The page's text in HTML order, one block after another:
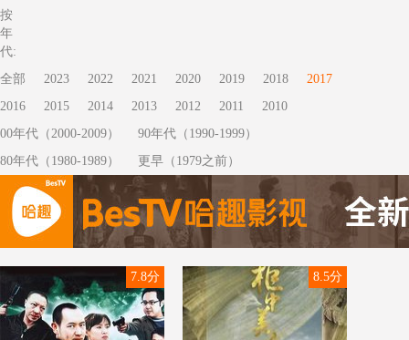
按
年
代:
全部
2023 2022 2021 2020 2019 2018
2017
2016
2015 2014 2013 2012 2011
2010
00年代（2000-2009）
90年代（1990-1999）
80年代（1980-1989）
更早（1979之前）
7.8分 8.5分